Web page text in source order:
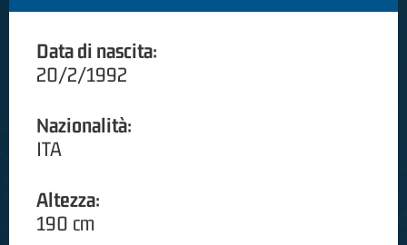
Data di nascita:
20/2/1992
Nazionalità:
ITA
Altezza:
190 cm